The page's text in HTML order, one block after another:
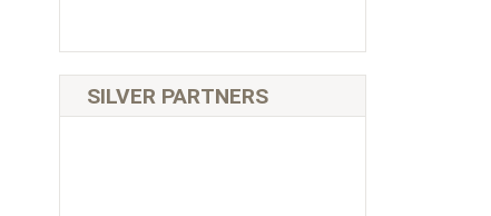
SILVER PARTNERS